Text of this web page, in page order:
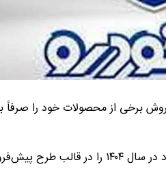
طرح پیش‌فروش برخی از محصولات خود را
در این دور از فروش، ایران‌خودرو بخشی از ظرفیت